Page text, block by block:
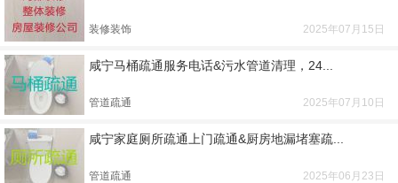
装修装饰 2025年07月15日
咸宁马桶疏通服务电话&污水管道清理，24...
管道疏通 2025年07月10日
咸宁家庭厕所疏通上门疏通&厨房地漏堵塞疏...
管道疏通 2025年06月23日